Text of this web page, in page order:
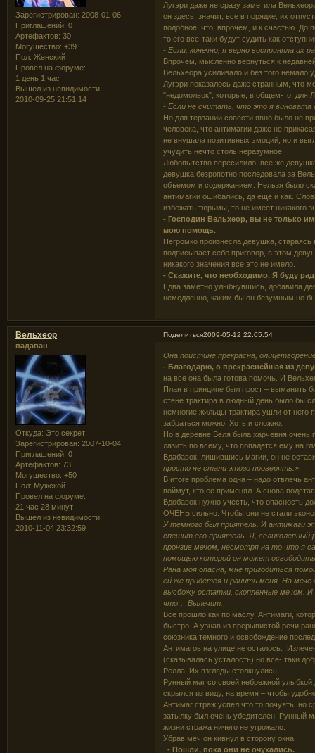
Зарегистрирован: 2008-01-06
Приглашений: 0
Артефактов: 30
Могущество: +39
Пол: Женский
Провел на форуме:
1 день 1 час
Вышел из невидимости
2010-09-25 21:51:14
Лугэри даже не сразу заметила
он здесь, значит, все в порядке, их
подобное, что, впрочем, и к счастью. До
то его все-таки будут судить как
- Если, конечно, я верно восприняла их
Впрочем, мысленно вернуться к
Вельхеора усиливало и без того немало
Лугэри показалось даже странным, что
"недомолвок", которые, в общем-то, для
- Если не считать, что это я виновата
Но для терзаний совести явно было не
человека, что антимагии даже не
не внушала позитивных эмоций, но и
учудить нечто столь неразумное.
Любопытство пересилило, все же
девушка безропотно последовала за
объемом и содержанием. Нельзя было
антимагии ошибались, да еще и как.
избежать тюрьмы, то не имеет никакого
- Господин Вельхеор, вы не только
мою помощь.
Негромко произнесла девушка,
подписывает себе приговор, в этом
никакого значения все это не имело.
- Скажите, что необходимо. Я буду
Едва заметно улыбнувшись, добавила
немедленно, каким бы он безумным не
Поделиться2009-05-12 22:05:54
Вельхеор
падаван
Откуда: Это секрет
Зарегистрирован: 2007-10-04
Приглашений: 0
Артефактов: 73
Могущество: +50
Пол: Мужской
Провел на форуме:
21 час 28 минут
Вышел из невидимости
2010-11-04 23:32:59
Она поистине прекрасна,
- Благодарю, о прекраснейшая из
на все она была готова помочь. И
План в принципе был прост – выманить
стене трактира в людный день было бы
немногие жильцы трактира ушли от него
забраться можно. Хоть и сложно.
Но в деревне Веля была харчевня очень
лазить по всему, что попадется ему на
Вдабавок, лишившись магии, он не
просто не стали этого проверять.»
В итоге проблема одна – надо отвлечь
поймут, кто её применял. А снова
Вдобавок нужно учесть, что опасность
ОЧЕНЬ сильно. Чтобы они не стали
У темного был приятель. И антимаги
спешит его приятель. Я, великолепный
пронзив мечом, несмотря на то что я
помощью которой он может
Рана моя опасна, мне пригодиться
ей же придется и ранить меня. На
высбожу остатки, скопленные мечом.
что… Вылечит.
Все прошло как по маслу. Антимаги,
быстро. А узнав из прерывистой речи
союзника темного и освобождение
Антимагов на улице не осталось.
(сказывалась усталость) но все- таки
Релла. Их взгляды столкнулись.
Рунный маг со своей небрежной
скрылся из виду, на время – чтобы
Антимаг страж успел что то почуять, но
затылку был очень убедителен. Рунный
жизни стража ничего не угрожало.
Убрав меч он кивнул в сторону окна.
- Пошли, пока они не очухались.